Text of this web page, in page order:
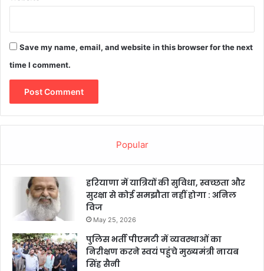
Save my name, email, and website in this browser for the next
time I comment.
Popular
हरियाणा में यात्रियों की सुविधा, स्वच्छता और
सुरक्षा से कोई समझौता नहीं होगा : अनिल
विज
May 25, 2026
पुलिस भर्ती पीएमटी में व्यवस्थाओं का
निरीक्षण करने स्वयं पहुंचे मुख्यमंत्री नायब
सिंह सैनी